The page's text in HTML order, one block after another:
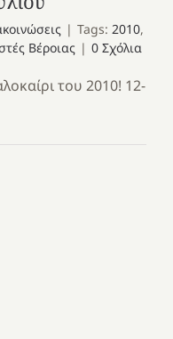
| Tags: 2010,
Βέροιας | 0 Σχόλια
του 2010! 12-